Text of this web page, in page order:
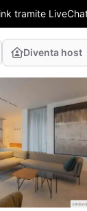
tramite
Diventa host